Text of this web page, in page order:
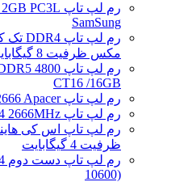
SamSung
مکس ظرفیت 8 گیگابایت
CT16 /16GB
رم لپ تاپ Ram 4G DDR4 2666 Apacer
رم لپ تاپ SAMSUNG 8GB DDR4 2666MHz
ظرفیت 4 گیگابایت
10600)